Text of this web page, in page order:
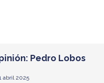
Pedro Lobos
abril 2025